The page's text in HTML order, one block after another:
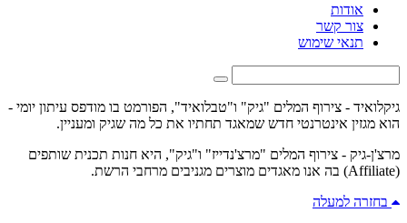
אודות
צור קשר
תנאי שימוש
גיקלואיד - צירוף המלים "גיק" ו"טבלואיד", הפורמט בו מודפס עיתון יומי -
הוא מגזין אינטרנטי חדש שמאגד תחתיו את כל מה שגיק ומעניין.
מרצ'ן-גיק - צירוף המלים "מרצ'נדייז" ו"גיק", היא חנות תכנית שותפים
(Affiliate) בה אנו מאגדים מוצרים מגניבים מרחבי הרשת.
בחזרה למעלה